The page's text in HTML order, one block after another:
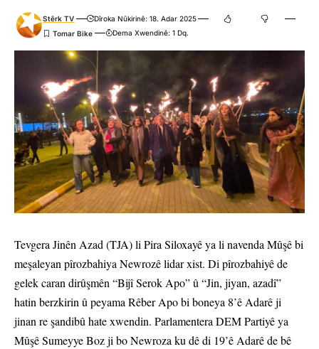
Stêrk TV
Dîroka Nûkirinê: 18. Adar 2025
Dema Xwendinê: 1 Dq.
Tevgera Jinên Azad (TJA) li Pira Siloxayê ya li navenda Mûşê bi
meşaleyan pîrozbahiya Newrozê lidar xist. Di pîrozbahiyê de
gelek caran dirûşmên “Bijî Serok Apo” û “Jin, jiyan, azadî”
hatin berzkirin û peyama Rêber Apo bi boneya 8’ê Adarê ji
jinan re şandibû hate xwendin. Parlamentera DEM Partiyê ya
Mûşê Sumeyye Boz ji bo Newroza ku dê di 19’ê Adarê de bê